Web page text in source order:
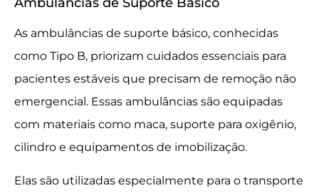
As ambulâncias de suporte básico, conhecidas
como Tipo B, priorizam cuidados essenciais para
pacientes estáveis que precisam de remoção não
emergencial. Essas ambulâncias são equipadas
com materiais como maca, suporte para oxigênio,
cilindro e equipamentos de imobilização.
Elas são utilizadas especialmente para o transporte